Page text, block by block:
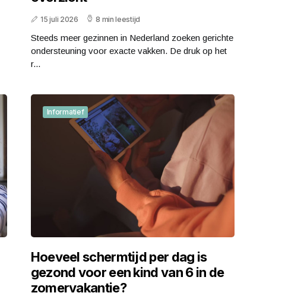
15 juli 2026 8 min leestijd
Steeds meer gezinnen in Nederland zoeken gerichte
ondersteuning voor exacte vakken. De druk op het
r...
Informatief
Hoeveel schermtijd per dag is
gezond voor een kind van 6 in de
zomervakantie?